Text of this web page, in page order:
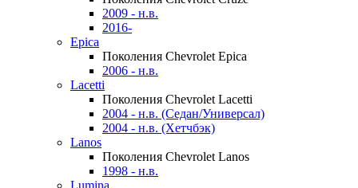
2009 - н.в.
2016-
Epica
Поколения Chevrolet Epica
2006 - н.в.
Lacetti
Поколения Chevrolet Lacetti
2004 - н.в. (Седан/Универсал)
2004 - н.в. (Хетчбэк)
Lanos
Поколения Chevrolet Lanos
1998 - н.в.
Lumina